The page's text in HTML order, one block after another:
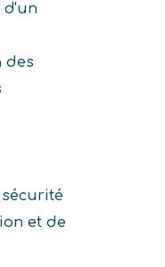
d'un
des
sécurité
et de